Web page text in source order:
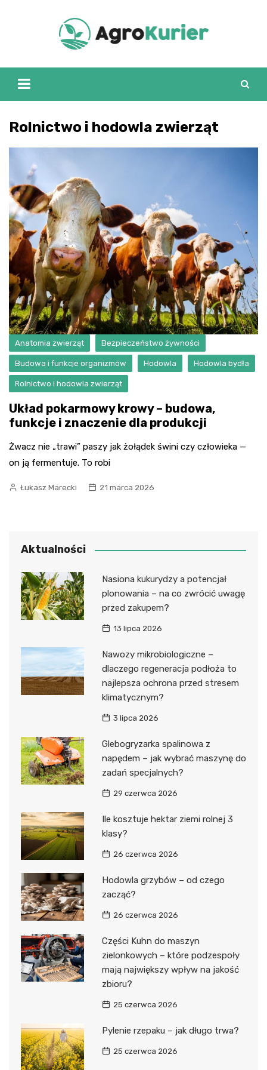
Rolnictwo i hodowla zwierząt
Anatomia zwierząt Bezpieczeństwo żywności
Budowa i funkcje organizmów Hodowla Hodowla bydła
Rolnictwo i hodowla zwierząt
Układ pokarmowy krowy – budowa,
funkcje i znaczenie dla produkcji
Żwacz nie „trawi” paszy jak żołądek świni czy człowieka —
on ją fermentuje. To robi
Łukasz Marecki 21 marca 2026
Aktualności
Nasiona kukurydzy a potencjał
plonowania – na co zwrócić uwagę
przed zakupem?
13 lipca 2026
Nawozy mikrobiologiczne –
dlaczego regeneracja podłoża to
najlepsza ochrona przed stresem
klimatycznym?
3 lipca 2026
Glebogryzarka spalinowa z
napędem – jak wybrać maszynę do
zadań specjalnych?
29 czerwca 2026
Ile kosztuje hektar ziemi rolnej 3
klasy?
26 czerwca 2026
Hodowla grzybów – od czego
zacząć?
26 czerwca 2026
Części Kuhn do maszyn
zielonkowych – które podzespoły
mają największy wpływ na jakość
zbioru?
25 czerwca 2026
Pylenie rzepaku – jak długo trwa?
25 czerwca 2026